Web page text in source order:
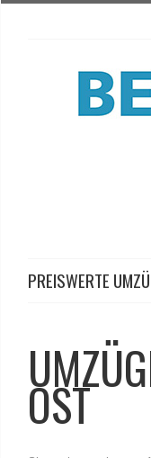
PREISWERTE
OST